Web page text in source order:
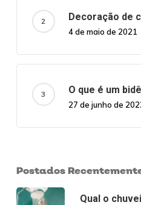
Decoração de
4 de maio de 2021
O que é um
27 de junho de
Postados
Qual o